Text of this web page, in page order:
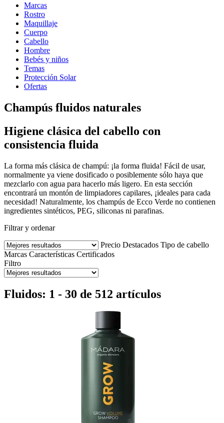
Marcas
Rostro
Maquillaje
Cuerpo
Cabello
Hombre
Bebés y niños
Temas
Protección Solar
Ofertas
Champús fluidos naturales
Higiene clásica del cabello con
consistencia fluida
La forma más clásica de champú: ¡la forma fluida! Fácil de usar,
normalmente ya viene dosificado o posiblemente sólo haya que
mezclarlo con agua para hacerlo más ligero. En esta sección
encontrará un montón de limpiadores capilares, ¡ideales para cada
necesidad! Naturalmente, los champús de Ecco Verde no contienen
ingredientes sintéticos, PEG, siliconas ni parafinas.
Filtrar y ordenar
Precio Destacados Tipo de cabello
Marcas Características Certificados
Filtro
Fluidos: 1 - 30 de 512 artículos